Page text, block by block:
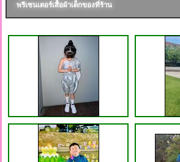
พรีเซนเตอร์เสื้อผ้าเด็กของที่ร้าน